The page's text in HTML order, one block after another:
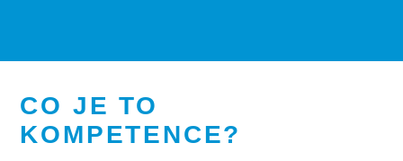
CO JE TO
KOMPETENCE?